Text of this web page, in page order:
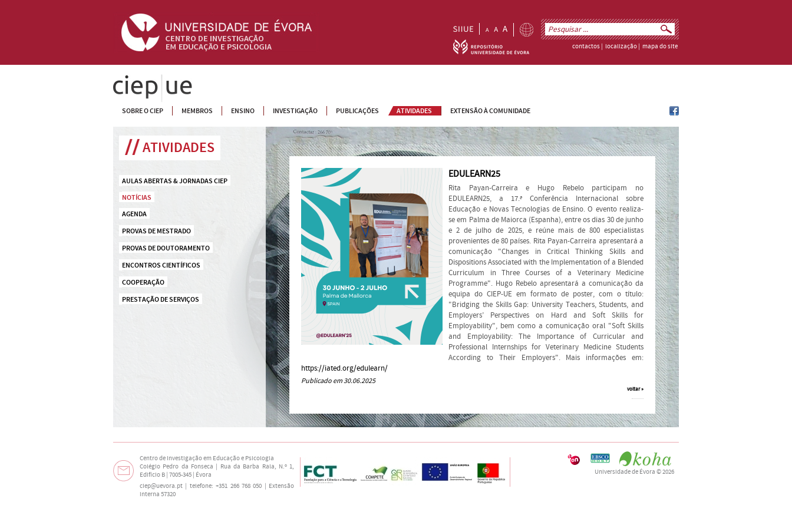
contactos localização mapa do site
CIEP
SOBRE O CIEP MEMBROS ENSINO INVESTIGAÇÃO PUBLICAÇÕES ATIVIDADES EXTENSÃO À COMUNIDADE
ATIVIDADES
AULAS ABERTAS & JORNADAS CIEP
NOTÍCIAS
AGENDA
PROVAS DE MESTRADO
PROVAS DE DOUTORAMENTO
ENCONTROS CIENTÍFICOS
COOPERAÇÃO
PRESTAÇÃO DE SERVIÇOS
EDULEARN25
Rita Payan-Carreira e Hugo Rebelo participam no
EDULEARN25, a 17.ª Conferência Internacional sobre
Educação e Novas Tecnologias de Ensino. O evento realiza-
se em Palma de Maiorca (Espanha), entre os dias 30 de junho
e 2 de julho de 2025, e reúne mais de 800 especialistas
provenientes de 80 países. Rita Payan-Carreira apresentará a
comunicação "Changes in Critical Thinking Skills and
Dispositions Associated with the Implementation of a Blended
Curriculum in Three Courses of a Veterinary Medicine
Programme". Hugo Rebelo apresentará a comunicação da
equipa do CIEP-UE em formato de poster, com o título:
"Bridging the Skills Gap: University Teachers, Students, and
Employers’ Perspectives on Hard and Soft Skills for
Employability", bem como a comunicação oral "Soft Skills
and Employability: The Importance of Curricular and
Professional Internships for Veterinary Medicine Students
According to Their Employers". Mais informações em:
https://iated.org/edulearn/
Publicado em 30.06.2025
voltar »
Centro de Investigação em Educação e Psicologia
Colégio Pedro da Fonseca | Rua da Barba Rala, N.º 1,
Edifício B | 7005-345 | Évora
ciep@uevora.pt | telefone: +351 266 768 050 | Extensão
interna 57320
Universidade de Évora © 2026